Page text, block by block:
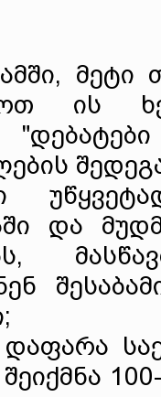
მეტი
ის
და
დაფარა